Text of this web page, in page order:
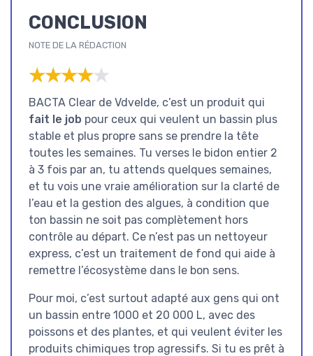
CONCLUSION
NOTE DE LA RÉDACTION
★★★★★
★★★★★
BACTA Clear de Vdvelde, c’est un produit qui
fait le job pour ceux qui veulent un bassin plus
stable et plus propre sans se prendre la tête
toutes les semaines. Tu verses le bidon entier 2
à 3 fois par an, tu attends quelques semaines,
et tu vois une vraie amélioration sur la clarté de
l’eau et la gestion des algues, à condition que
ton bassin ne soit pas complètement hors
contrôle au départ. Ce n’est pas un nettoyeur
express, c’est un traitement de fond qui aide à
remettre l’écosystème dans le bon sens.
Pour moi, c’est surtout adapté aux gens qui ont
un bassin entre 1000 et 20 000 L, avec des
poissons et des plantes, et qui veulent éviter les
produits chimiques trop agressifs. Si tu es prêt à